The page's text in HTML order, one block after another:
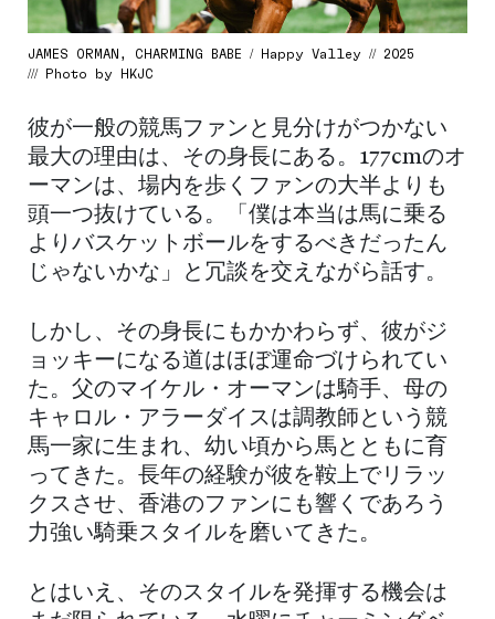
JAMES ORMAN, CHARMING BABE / Happy Valley // 2025
/// Photo by HKJC
彼が一般の競馬ファンと見分けがつかない
最大の理由は、その身長にある。177cmのオ
ーマンは、場内を歩くファンの大半よりも
頭一つ抜けている。「僕は本当は馬に乗る
よりバスケットボールをするべきだったん
じゃないかな」と冗談を交えながら話す。
しかし、その身長にもかかわらず、彼がジ
ョッキーになる道はほぼ運命づけられてい
た。父のマイケル・オーマンは騎手、母の
キャロル・アラーダイスは調教師という競
馬一家に生まれ、幼い頃から馬とともに育
ってきた。長年の経験が彼を鞍上でリラッ
クスさせ、香港のファンにも響くであろう
力強い騎乗スタイルを磨いてきた。
とはいえ、そのスタイルを発揮する機会は